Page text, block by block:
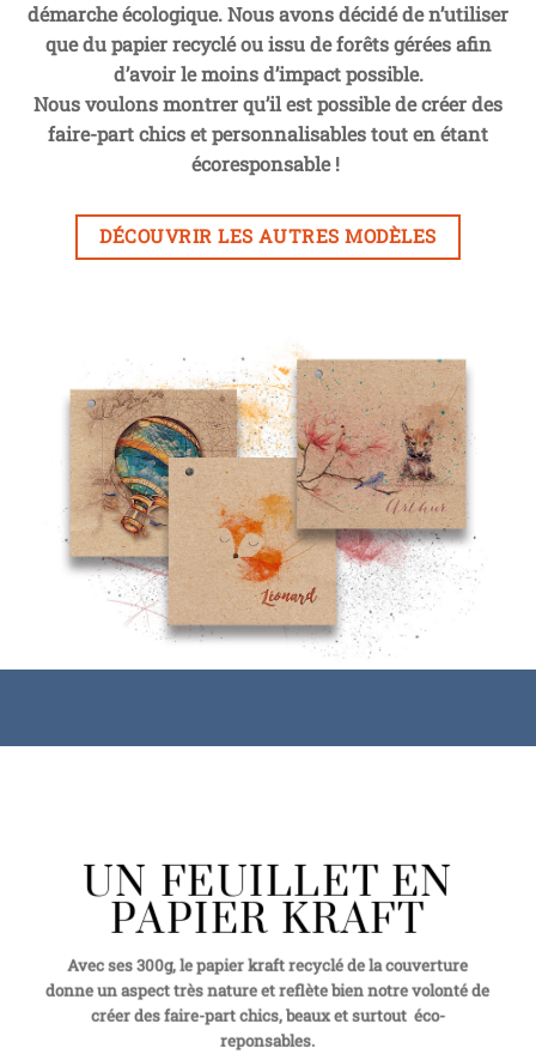
démarche écologique. Nous avons décidé de n’utiliser
que du papier recyclé ou issu de forêts gérées afin
d’avoir le moins d’impact possible.
Nous voulons montrer qu’il est possible de créer des
faire-part chics et personnalisables tout en étant
écoresponsable !
DÉCOUVRIR LES AUTRES MODÈLES
UN FEUILLET EN
PAPIER KRAFT
Avec ses 300g, le papier kraft recyclé de la couverture
donne un aspect très nature et reflète bien notre volonté de
créer des faire-part chics, beaux et surtout éco-
reponsables.